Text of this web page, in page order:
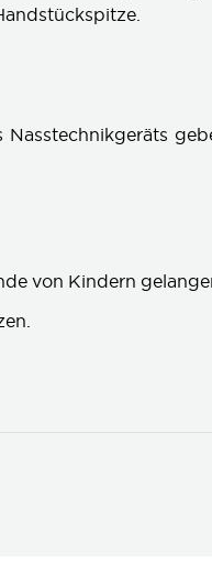
von Kindern